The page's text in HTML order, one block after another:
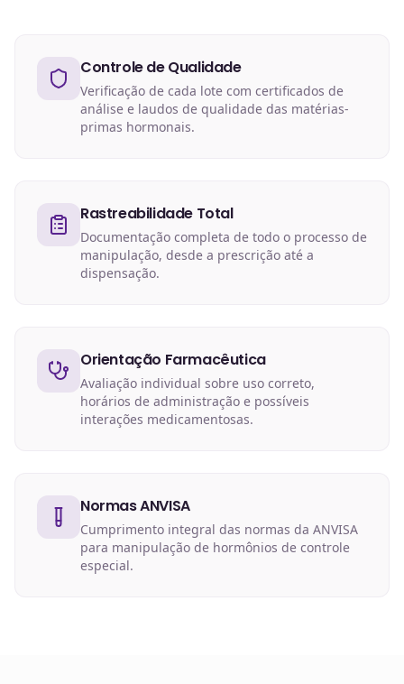
Controle de Qualidade
Verificação de cada lote com certificados de
análise e laudos de qualidade das matérias-
primas hormonais.
Rastreabilidade Total
Documentação completa de todo o processo de
manipulação, desde a prescrição até a
dispensação.
Orientação Farmacêutica
Avaliação individual sobre uso correto,
horários de administração e possíveis
interações medicamentosas.
Normas ANVISA
Cumprimento integral das normas da ANVISA
para manipulação de hormônios de controle
especial.